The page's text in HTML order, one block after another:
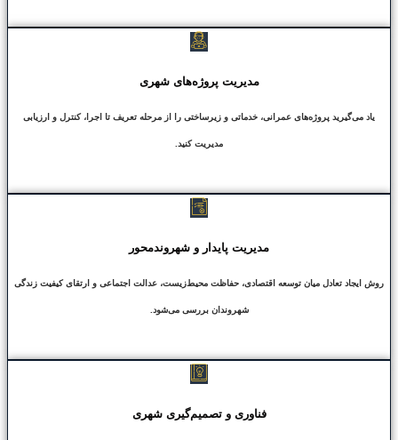
مدیریت پروژه‌های شهری
یاد می‌گیرید پروژه‌های عمرانی، خدماتی و زیرساختی را از مرحله تعریف تا اجرا، کنترل و ارزیابی
مدیریت کنید.
مدیریت پایدار و شهروند‌محور
روش ایجاد تعادل میان توسعه اقتصادی، حفاظت محیط‌زیست، عدالت اجتماعی و ارتقای کیفیت زندگی
شهروندان بررسی می‌شود.
فناوری و تصمیم‌گیری شهری